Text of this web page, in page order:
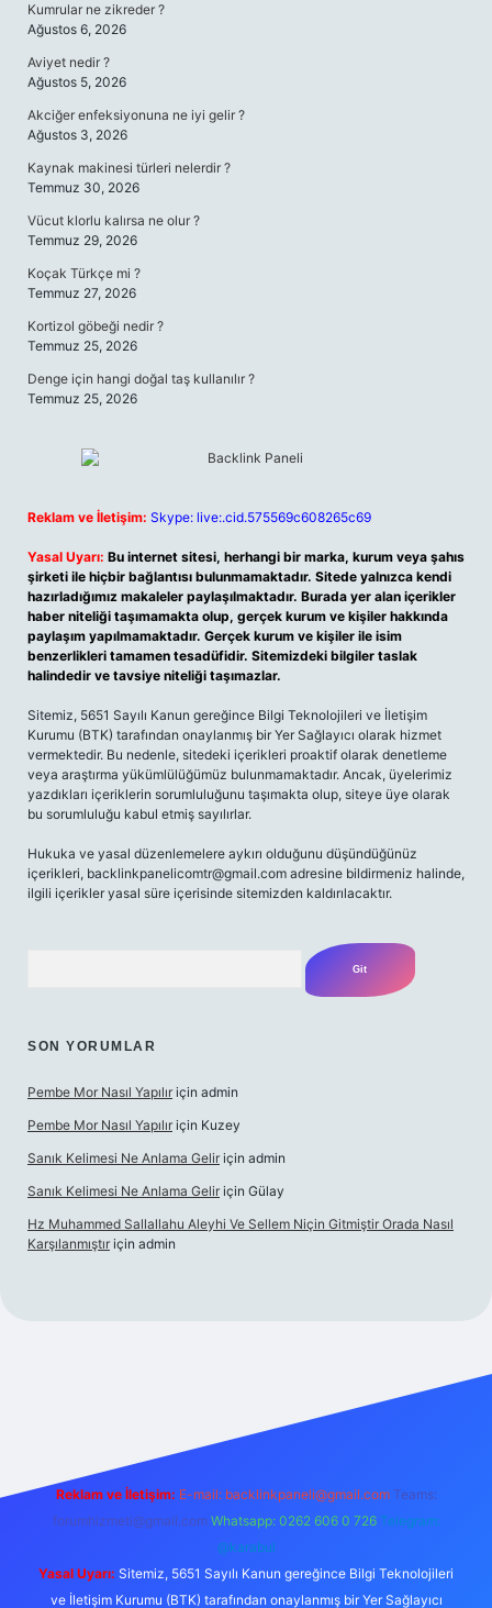
Kumrular ne zikreder ?
Ağustos 6, 2026
Aviyet nedir ?
Ağustos 5, 2026
Akciğer enfeksiyonuna ne iyi gelir ?
Ağustos 3, 2026
Kaynak makinesi türleri nelerdir ?
Temmuz 30, 2026
Vücut klorlu kalırsa ne olur ?
Temmuz 29, 2026
Koçak Türkçe mi ?
Temmuz 27, 2026
Kortizol göbeği nedir ?
Temmuz 25, 2026
Denge için hangi doğal taş kullanılır ?
Temmuz 25, 2026
Reklam ve İletişim: Skype: live:.cid.575569c608265c69
Yasal Uyarı: Bu internet sitesi, herhangi bir marka, kurum veya şahıs
şirketi ile hiçbir bağlantısı bulunmamaktadır. Sitede yalnızca kendi
hazırladığımız makaleler paylaşılmaktadır. Burada yer alan içerikler
haber niteliği taşımamakta olup, gerçek kurum ve kişiler hakkında
paylaşım yapılmamaktadır. Gerçek kurum ve kişiler ile isim
benzerlikleri tamamen tesadüfidir. Sitemizdeki bilgiler taslak
halindedir ve tavsiye niteliği taşımazlar.
Sitemiz, 5651 Sayılı Kanun gereğince Bilgi Teknolojileri ve İletişim
Kurumu (BTK) tarafından onaylanmış bir Yer Sağlayıcı olarak hizmet
vermektedir. Bu nedenle, sitedeki içerikleri proaktif olarak denetleme
veya araştırma yükümlülüğümüz bulunmamaktadır. Ancak, üyelerimiz
yazdıkları içeriklerin sorumluluğunu taşımakta olup, siteye üye olarak
bu sorumluluğu kabul etmiş sayılırlar.
Hukuka ve yasal düzenlemelere aykırı olduğunu düşündüğünüz
içerikleri, backlinkpanelicomtr@gmail.com adresine bildirmeniz halinde,
ilgili içerikler yasal süre içerisinde sitemizden kaldırılacaktır.
SON YORUMLAR
Pembe Mor Nasıl Yapılır için admin
Pembe Mor Nasıl Yapılır için Kuzey
Sanık Kelimesi Ne Anlama Gelir için admin
Sanık Kelimesi Ne Anlama Gelir için Gülay
Hz Muhammed Sallallahu Aleyhi Ve Sellem Niçin Gitmiştir Orada Nasıl
Karşılanmıştır için admin
Reklam ve İletişim: E-mail: backlinkpaneli@gmail.com Teams:
forumhizmeti@gmail.com Whatsapp: 0262 606 0 726 Telegram:
@karabul
Yasal Uyarı: Sitemiz, 5651 Sayılı Kanun gereğince Bilgi Teknolojileri
ve İletişim Kurumu (BTK) tarafından onaylanmış bir Yer Sağlayıcı